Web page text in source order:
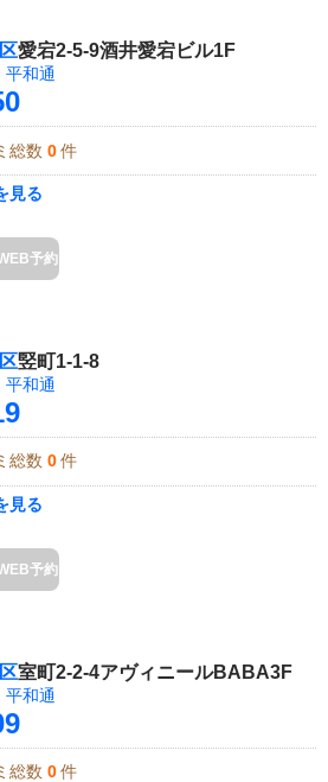
愛宕2-5-9酒井愛宕ビル1F
平和通
総数 0 件
見る
予約
竪町1-1-8
平和通
総数 0 件
見る
予約
室町2-2-4アヴィニールBABA3F
平和通
総数 0 件